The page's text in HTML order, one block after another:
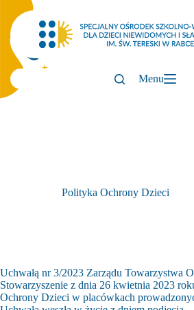
treści
Menu
Polityka Ochrony Dzieci
Uchwałą nr 3/2023 Zarządu Towarzystwa
Stowarzyszenie z dnia 26 kwietnia 2023
Ochrony Dzieci w placówkach